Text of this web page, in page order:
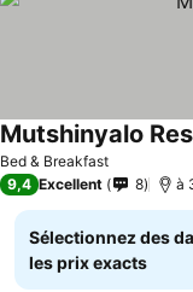
Bed & Breakfast
Mutshinyalo
9,4 Excellent 8 à
Sélectionnez des
les prix exacts